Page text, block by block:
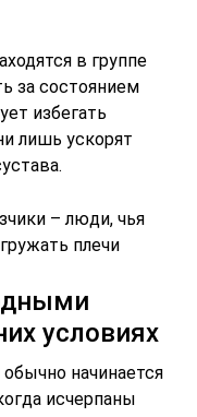
начинается
исчерпаны
лекарств,
не прошли.
сами врачи
пациент